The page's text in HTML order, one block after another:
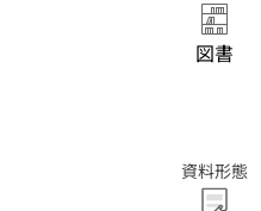
図書
資料形態